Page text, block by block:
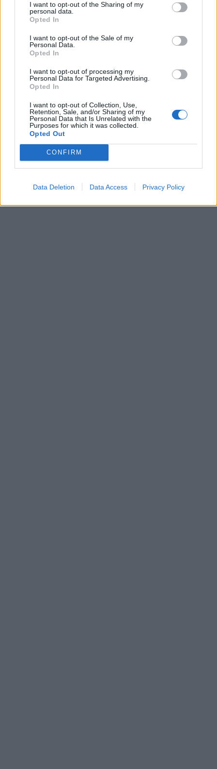
I want to opt-out of the Sharing of my
personal data.
Opted In
I want to opt-out of the Sale of my
Personal Data.
Opted In
I want to opt-out of processing my
Personal Data for Targeted Advertising.
Opted In
I want to opt-out of Collection, Use,
Retention, Sale, and/or Sharing of my
Personal Data that Is Unrelated with the
Purposes for which it was collected.
Opted Out
CONFIRM
Data Deletion Data Access Privacy Policy